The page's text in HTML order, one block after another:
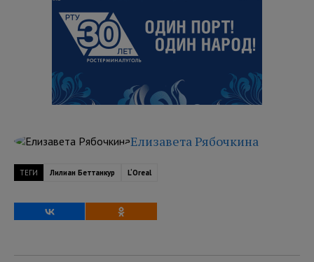
Елизавета Рябочкина
ТЕГИ Лилиан Беттанкур L‘Oreal